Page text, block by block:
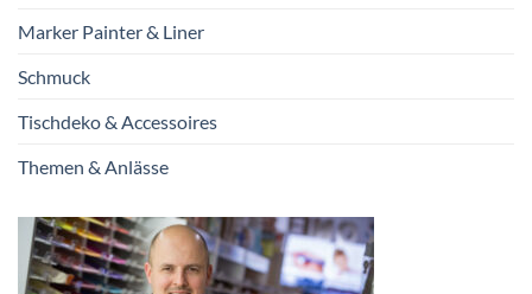
Marker Painter & Liner
Schmuck
Tischdeko & Accessoires
Themen & Anlässe